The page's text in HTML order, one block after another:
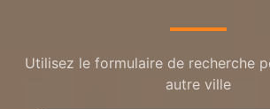
Utilisez le formulaire de recherche
autre ville